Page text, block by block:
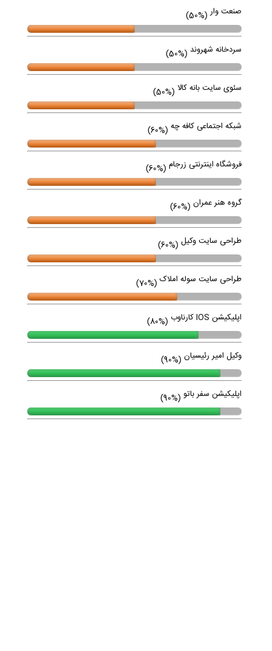
فروش بلیط هواپیما راه به راه (0%)
forever1978
(0%)
برگ سبز (0%)
وب سایت ساختمانی دوغآب(20%)
طراحی سایت گروه رویش(25%)
صنعت وار (50%)
سردخانه شهروند(50%)
سئوی سایت بانه کالا (50%)
شبکه اجتماعی کافه چه (60%)
فروشگاه اینترنتی زرجام(60%)
گروه هنر عمران(60%)